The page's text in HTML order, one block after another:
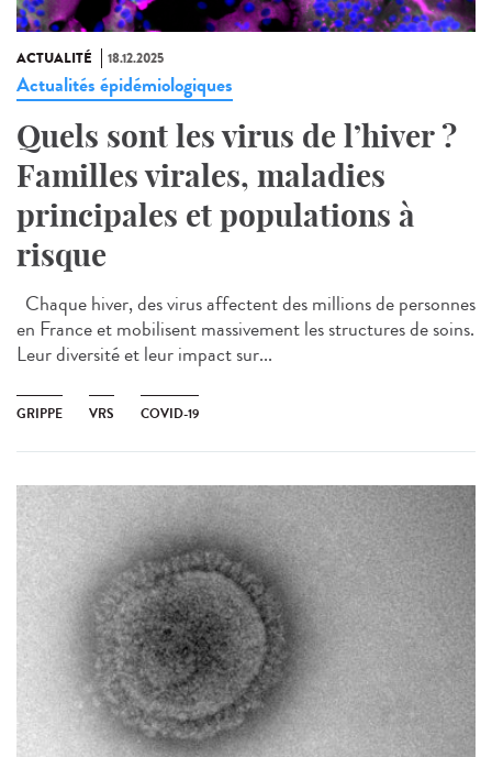
ACTUALITÉ 18.12.2025
Actualités épidémiologiques
Quels sont les virus de l’hiver ?
Familles virales, maladies
principales et populations à
risque
Chaque hiver, des virus affectent des millions de personnes
en France et mobilisent massivement les structures de soins.
Leur diversité et leur impact sur...
GRIPPE VRS COVID-19